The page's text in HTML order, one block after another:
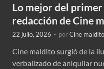
Lo mejor del
redacción de Cine
22 julio, 2026 - porCine maldito
Cine maldito surgió de la
verbalizado de aniquilar